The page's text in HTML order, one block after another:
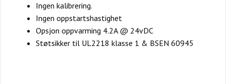
Ingen kalibrering.
Ingen oppstartshastighet
Opsjon oppvarming 4.2A @ 24vDC
Støtsikker til UL2218 klasse 1 & BSEN 60945